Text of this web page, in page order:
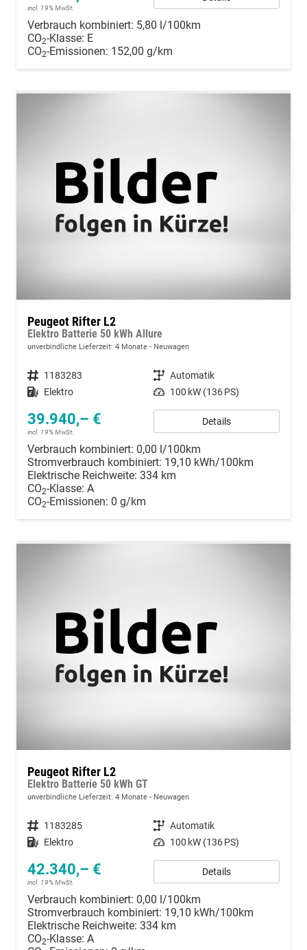
incl. 19% MwSt.
Verbrauch kombiniert: 5,80 l/100km
CO2-Klasse: E
CO2-Emissionen: 152,00 g/km
Peugeot Rifter L2
Elektro Batterie 50 kWh Allure
unverbindliche Lieferzeit: 4 Monate Neuwagen
Fahrzeugnummer 1183283 Getriebe Automatik
Kraftstoff Elektro Leistung 100 kW (136 PS)
39.940,– €
incl. 19% MwSt.
Details
Verbrauch kombiniert: 0,00 l/100km
Stromverbrauch kombiniert: 19,10 kWh/100km
Elektrische Reichweite: 334 km
CO2-Klasse: A
CO2-Emissionen: 0 g/km
Peugeot Rifter L2
Elektro Batterie 50 kWh GT
unverbindliche Lieferzeit: 4 Monate Neuwagen
Fahrzeugnummer 1183285 Getriebe Automatik
Kraftstoff Elektro Leistung 100 kW (136 PS)
42.340,– €
incl. 19% MwSt.
Details
Verbrauch kombiniert: 0,00 l/100km
Stromverbrauch kombiniert: 19,10 kWh/100km
Elektrische Reichweite: 334 km
CO2-Klasse: A